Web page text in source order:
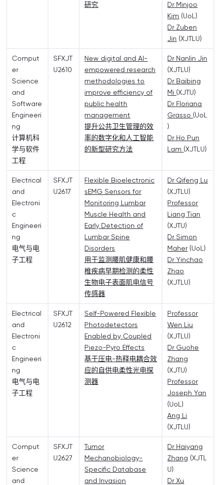
研究
Dr Minjoo
Kim (UoL)
Dr Zuben
Jin (XJTLU)
Comput
er
Science
and
Software
Engineeri
ng
计算机科
学与软件
工程
SFXJT
U2610
New digital and AI-
empowered research
methodologies to
improve efficiency of
public health
management
提升公共卫生管理的效
率的数字化和人工智能
的新型研究方法
Dr Nanlin Jin
(XJTLU)
Dr Baibing
Mi (XJTU)
Dr Floriana
Grasso (UoL
)
Dr Ho Pun
Lam (XJTLU)
Electrical
and
Electroni
c
Engineeri
ng
电气与电
子工程
SFXJT
U2617
Flexible Bioelectronic
sEMG Sensors for
Monitoring Lumbar
Muscle Health and
Early Detection of
Lumbar Spine
Disorders
用于监测腰肌健康和腰
椎疾病早期检测的柔性
生物电子表面肌电信号
传感器
Dr Qifeng Lu
(XJTLU)
Professor
Liang Tian
(XJTU)
Dr Simon
Maher(UoL)
Dr Yinchao
Zhao
(XJTLU)
Electrical
and
Electroni
c
Engineeri
ng
电气与电
子工程
SFXJT
U2612
Self-Powered Flexible
Photodetectors
Enabled by Coupled
Piezo-Pyro Effects
基于压电-热释电耦合效
应的自供电柔性光电探
测器
Professor
Wen Liu
(XJTLU)
Dr Guohe
Zhang
(XJTU)
Professor
Joseph Yan
(UoL)
Ang Li
(XJTLU)
Comput
er
Science
and
SFXJT
U2627
Tumor
Mechanobiology-
Specific Database
and Invasion
Dr Haiyang
Zhang (XJTL
U)
Dr Xu